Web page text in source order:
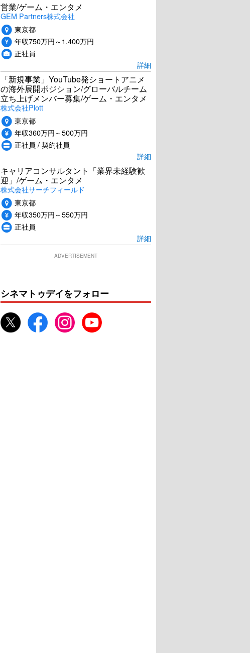
営業/ゲーム・エンタメ
GEM Partners株式会社
東京都
年収750万円～1,400万円
正社員
詳細
「新規事業」YouTube発ショートアニメ
の海外展開ポジション/グローバルチーム
立ち上げメンバー募集/ゲーム・エンタメ
株式会社Plott
東京都
年収360万円～500万円
正社員 / 契約社員
詳細
キャリアコンサルタント「業界未経験歓
迎」/ゲーム・エンタメ
株式会社サーチフィールド
東京都
年収350万円～550万円
正社員
詳細
ADVERTISEMENT
シネマトゥデイをフォロー